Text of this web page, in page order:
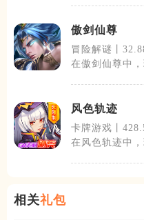
傲剑仙尊
冒险解谜丨
在傲剑仙尊中
风色轨迹
卡牌游戏丨
在风色轨迹中
相关礼包